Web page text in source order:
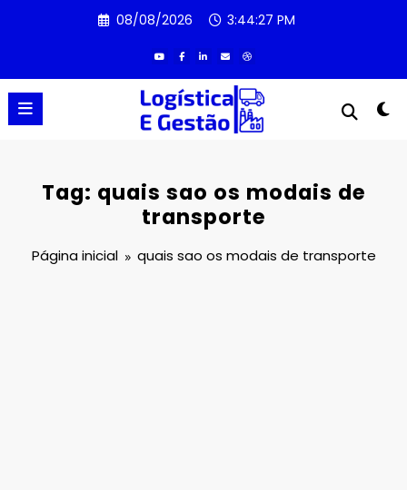
08/08/2026 3:44:27 PM
Tag: quais sao os modais de
transporte
Página inicial quais sao os modais de transporte